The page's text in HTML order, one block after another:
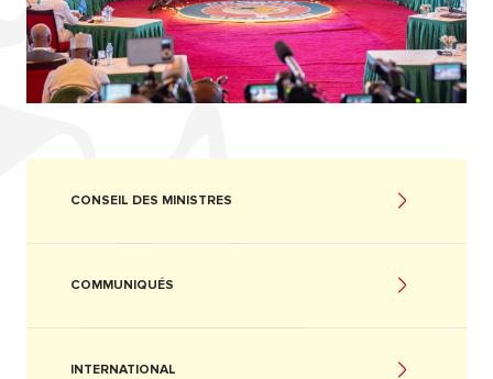
CONSEIL DES MINISTRES
COMMUNIQUÉS
INTERNATIONAL